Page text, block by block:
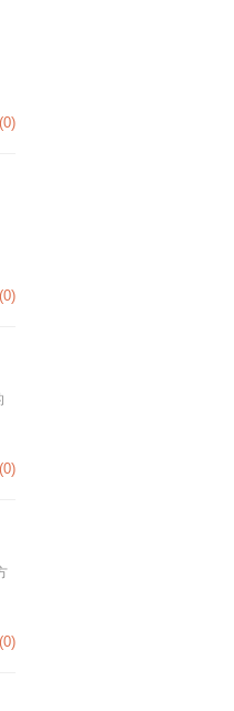
(0)
(0)
(0)
(0)